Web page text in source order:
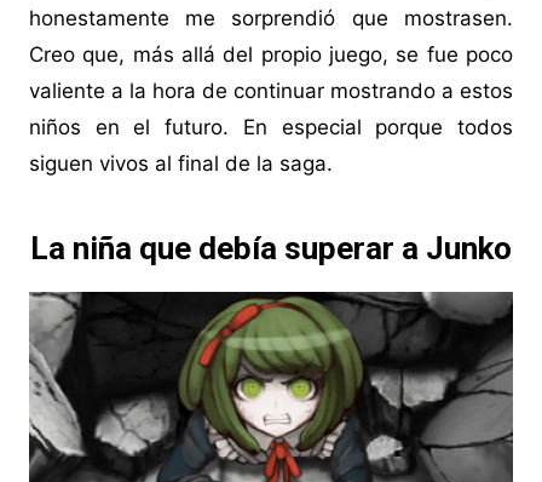
honestamente me sorprendió que mostrasen.
Creo que, más allá del propio juego, se fue poco
valiente a la hora de continuar mostrando a estos
niños en el futuro. En especial porque todos
siguen vivos al final de la saga.
La niña que debía superar a Junko